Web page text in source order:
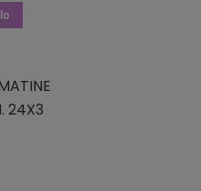
24X3